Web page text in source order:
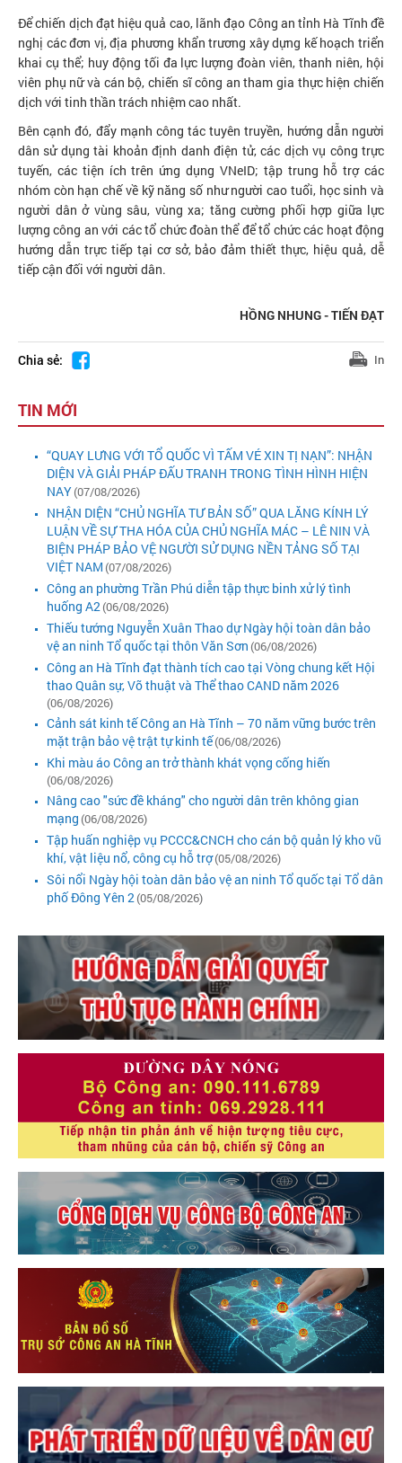
Để chiến dịch đạt hiệu quả cao, lãnh đạo Công an tỉnh Hà Tĩnh đề
nghị các đơn vị, địa phương khẩn trương xây dựng kế hoạch triển
khai cụ thể; huy động tối đa lực lượng đoàn viên, thanh niên, hội
viên phụ nữ và cán bộ, chiến sĩ công an tham gia thực hiện chiến
dịch với tinh thần trách nhiệm cao nhất.
Bên cạnh đó, đẩy mạnh công tác tuyên truyền, hướng dẫn người
dân sử dụng tài khoản định danh điện tử, các dịch vụ công trực
tuyến, các tiện ích trên ứng dụng VNeID; tập trung hỗ trợ các
nhóm còn hạn chế về kỹ năng số như người cao tuổi, học sinh và
người dân ở vùng sâu, vùng xa; tăng cường phối hợp giữa lực
lượng công an với các tổ chức đoàn thể để tổ chức các hoạt động
hướng dẫn trực tiếp tại cơ sở, bảo đảm thiết thực, hiệu quả, dễ
tiếp cận đối với người dân.
HỒNG NHUNG - TIẾN ĐẠT
Chia sẻ: In
TIN MỚI
“QUAY LƯNG VỚI TỔ QUỐC VÌ TẤM VÉ XIN TỊ NẠN”: NHẬN
DIỆN VÀ GIẢI PHÁP ĐẤU TRANH TRONG TÌNH HÌNH HIỆN
NAY(07/08/2026)
NHẬN DIỆN “CHỦ NGHĨA TƯ BẢN SỐ” QUA LĂNG KÍNH LÝ
LUẬN VỀ SỰ THA HÓA CỦA CHỦ NGHĨA MÁC – LÊ NIN VÀ
BIỆN PHÁP BẢO VỆ NGƯỜI SỬ DỤNG NỀN TẢNG SỐ TẠI
VIỆT NAM (07/08/2026)
Công an phường Trần Phú diễn tập thực binh xử lý tình
huống A2(06/08/2026)
Thiếu tướng Nguyễn Xuân Thao dự Ngày hội toàn dân bảo
vệ an ninh Tổ quốc tại thôn Văn Sơn (06/08/2026)
Công an Hà Tĩnh đạt thành tích cao tại Vòng chung kết Hội
thao Quân sự, Võ thuật và Thể thao CAND năm 2026
(06/08/2026)
Cảnh sát kinh tế Công an Hà Tĩnh – 70 năm vững bước trên
mặt trận bảo vệ trật tự kinh tế(06/08/2026)
Khi màu áo Công an trở thành khát vọng cống hiến
(06/08/2026)
Nâng cao "sức đề kháng" cho người dân trên không gian
mạng (06/08/2026)
Tập huấn nghiệp vụ PCCC&CNCH cho cán bộ quản lý kho vũ
khí, vật liệu nổ, công cụ hỗ trợ(05/08/2026)
Sôi nổi Ngày hội toàn dân bảo vệ an ninh Tổ quốc tại Tổ dân
phố Đông Yên 2(05/08/2026)